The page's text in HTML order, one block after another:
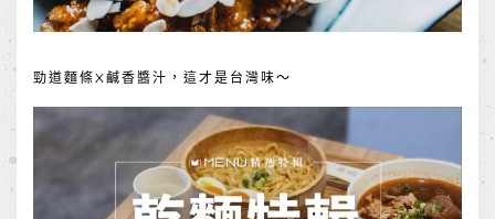
勁道麵條X鹹香醬汁，這才是台灣味～